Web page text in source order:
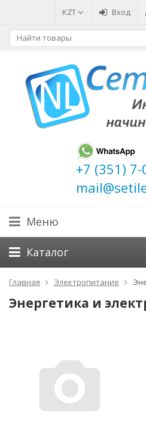
KZT Вход
+7 (351)
Меню
Каталог
Главная Электропитание
Энергетика и